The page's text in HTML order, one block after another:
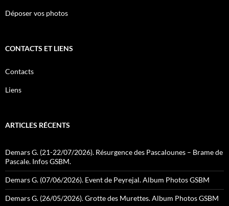
Déposer vos photos
CONTACTS ET LIENS
Contacts
Liens
ARTICLES RÉCENTS
Demars G. (21-22/07/2026). Résurgence des Pascalounes – Brame de
Pascale. Infos GSBM.
Demars G. (07/06/2026). Event de Peyrejal. Album Photos GSBM
Demars G. (26/05/2026). Grotte des Murettes. Album Photos GSBM